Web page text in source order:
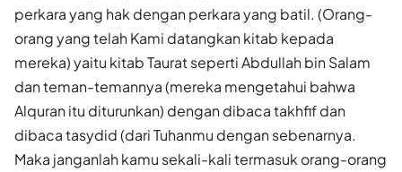
perkara yang hak dengan perkara yang batil. (Orang-
orang yang telah Kami datangkan kitab kepada
mereka) yaitu kitab Taurat seperti Abdullah bin Salam
dan teman-temannya (mereka mengetahui bahwa
Alquran itu diturunkan) dengan dibaca takhfif dan
dibaca tasydid (dari Tuhanmu dengan sebenarnya.
Maka janganlah kamu sekali-kali termasuk orang-orang